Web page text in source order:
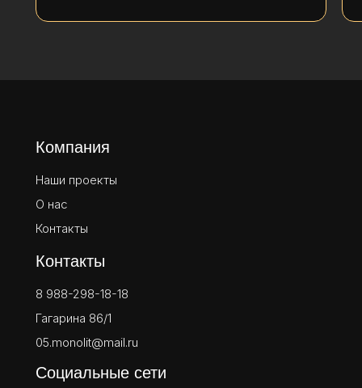
Компания
Наши проекты
О нас
Контакты
Гагарина 86/1
8 988-298-18-18
Контакты
05.monolit@mail.ru
Социальные сети